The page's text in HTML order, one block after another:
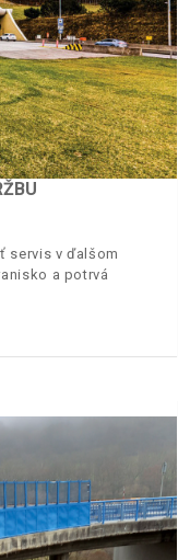
servis v ďalšom
a potrvá